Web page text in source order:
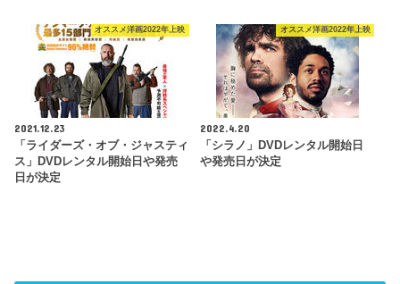
オススメ洋画2022年上映
2021.12.23
「ライダーズ・オブ・ジャスティ
ス」DVDレンタル開始日や発売
日が決定
オススメ洋画2022年上映
2022.4.20
「シラノ」DVDレンタル開始日
や発売日が決定